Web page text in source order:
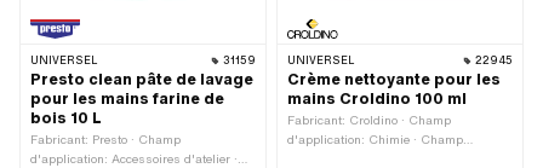
UNIVERSEL 31159
Presto clean pâte de lavage
pour les mains farine de
bois 10 L
Fabricant: Presto · Champ
d'application: Accessoires d'atelier ·
UNIVERSEL 22945
Crème nettoyante pour les
mains Croldino 100 ml
Fabricant: Croldino · Champ
d'application: Chimie · Champ